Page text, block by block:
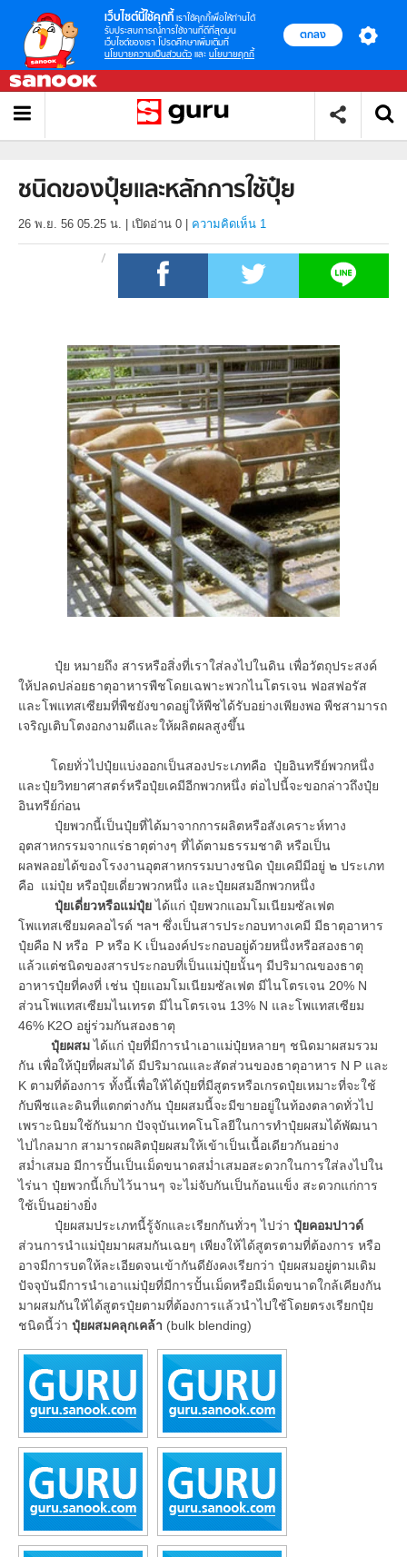
เว็บไซต์นี้ใช้คุกกี้ เราใช้คุกกี้เพื่อให้ท่านได้
รับประสบการณ์การใช้งานที่ดีที่สุดบน
เว็บไซต์ของเรา โปรดศึกษาเพิ่มเติมที่
นโยบายความเป็นส่วนตัว และ นโยบายคุกกี้
ตกลง
ชนิดของปุ๋ยและหลักการใช้ปุ๋ย
26 พ.ย. 56 05.25 น. เปิดอ่าน 0 ความคิดเห็น 1
ปุ๋ย หมายถึง สารหรือสิ่งที่เราใส่ลงไปในดิน เพื่อวัตถุประสงค์
ให้ปลดปล่อยธาตุอาหารพืชโดยเฉพาะพวกไนโตรเจน ฟอสฟอรัส
และโพแทสเซียมที่พืชยังขาดอยู่ให้พืชได้รับอย่างเพียงพอ พืชสามารถ
เจริญเติบโตงอกงามดีและให้ผลิตผลสูงขึ้น
โดยทั่วไปปุ๋ยแบ่งออกเป็นสองประเภทคือ ปุ๋ยอินทรีย์พวกหนึ่ง
และปุ๋ยวิทยาศาสตร์หรือปุ๋ยเคมีอีกพวกหนึ่ง ต่อไปนี้จะขอกล่าวถึงปุ๋ย
อินทรีย์ก่อน
ปุ๋ยพวกนี้เป็นปุ๋ยที่ได้มาจากการผลิตหรือสังเคราะห์ทาง
อุตสาหกรรมจากแร่ธาตุต่างๆ ที่ได้ตามธรรมชาติ หรือเป็น
ผลพลอยได้ของโรงงานอุตสาหกรรมบางชนิด ปุ๋ยเคมีมีอยู่ ๒ ประเภท
คือ แม่ปุ๋ย หรือปุ๋ยเดี่ยวพวกหนึ่ง และปุ๋ยผสมอีกพวกหนึ่ง
ปุ๋ยเดี่ยวหรือแม่ปุ๋ยได้แก่ ปุ๋ยพวกแอมโมเนียมซัลเฟต
โพแทสเซียมคลอไรด์ ฯลฯ ซึ่งเป็นสารประกอบทางเคมี มีธาตุอาหาร
ปุ๋ยคือ N หรือ P หรือ K เป็นองค์ประกอบอยู่ด้วยหนึ่งหรือสองธาตุ
แล้วแต่ชนิดของสารประกอบที่เป็นแม่ปุ๋ยนั้นๆ มีปริมาณของธาตุ
อาหารปุ๋ยที่คงที่ เช่น ปุ๋ยแอมโมเนียมซัลเฟต มีไนโตรเจน 20% N
ส่วนโพแทสเซียมไนเทรต มีไนโตรเจน 13% N และโพแทสเซียม
46% K2O อยู่ร่วมกันสองธาตุ
ปุ๋ยผสมได้แก่ ปุ๋ยที่มีการนำเอาแม่ปุ๋ยหลายๆ ชนิดมาผสมรวม
กัน เพื่อให้ปุ๋ยที่ผสมได้ มีปริมาณและสัดส่วนของธาตุอาหาร N P และ
K ตามที่ต้องการ ทั้งนี้เพื่อให้ได้ปุ๋ยที่มีสูตรหรือเกรดปุ๋ยเหมาะที่จะใช้
กับพืชและดินที่แตกต่างกัน ปุ๋ยผสมนี้จะมีขายอยู่ในท้องตลาดทั่วไป
เพราะนิยมใช้กันมาก ปัจจุบันเทคโนโลยีในการทำปุ๋ยผสมได้พัฒนา
ไปไกลมาก สามารถผลิตปุ๋ยผสมให้เข้าเป็นเนื้อเดียวกันอย่าง
สม่ำเสมอ มีการปั้นเป็นเม็ดขนาดสม่ำเสมอสะดวกในการใส่ลงไปใน
ไร่นา ปุ๋ยพวกนี้เก็บไว้นานๆ จะไม่จับกันเป็นก้อนแข็ง สะดวกแก่การ
ใช้เป็นอย่างยิ่ง
ปุ๋ยผสมประเภทนี้รู้จักและเรียกกันทั่วๆ ไปว่า ปุ๋ยคอมปาวด์
ส่วนการนำแม่ปุ๋ยมาผสมกันเฉยๆ เพียงให้ได้สูตรตามที่ต้องการ หรือ
อาจมีการบดให้ละเอียดจนเข้ากันดียังคงเรียกว่า ปุ๋ยผสมอยู่ตามเดิม
ปัจจุบันมีการนำเอาแม่ปุ๋ยที่มีการปั้นเม็ดหรือมีเม็ดขนาดใกล้เคียงกัน
มาผสมกันให้ได้สูตรปุ๋ยตามที่ต้องการแล้วนำไปใช้โดยตรงเรียกปุ๋ย
ชนิดนี้ว่า ปุ๋ยผสมคลุกเคล้า (bulk blending)